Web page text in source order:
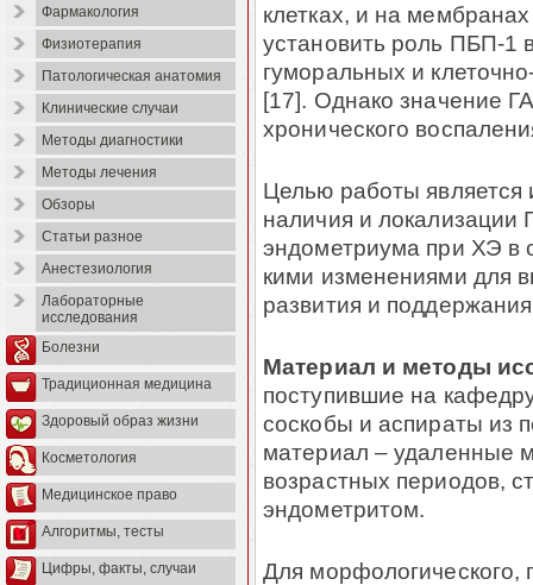
Фармакология
Физиотерапия
Патологическая анатомия
Клинические случаи
Методы диагностики
Методы лечения
Обзоры
Статьи разное
Анестезиология
Лабораторные
исследования
Болезни
Традиционная медицина
Здоровый образ жизни
Косметология
Медицинское право
Алгоритмы, тесты
Цифры, факты, случаи
клет­ках, и на
установить роль ПБП-1
гуморальных и
[17]. Однако значение
хронического
Целью работы является
наличия и локализации
эндометриума при ХЭ в
кими изменениями для
развития и
Материал и методы
поступившие на
соскобы и аспираты из
мате­риал – удаленные
возрастных периодов,
эндометритом.
Для морфологического,